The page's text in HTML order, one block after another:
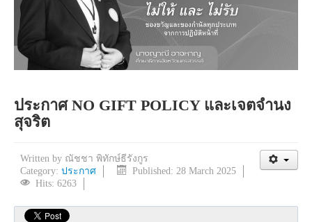
ประกาศ NO GIFT POLICY และเจตจำนง
สุจริต
Written by ณัชชา พิทักษ์ธีรังกูร
Category: ประกาศ
Published: 28 March 2025
Hits: 6263